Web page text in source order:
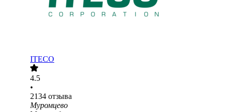
ITECO
4.5
•
2134 отзыва
Муромцево